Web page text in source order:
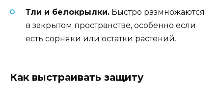
Тли и белокрылки. Быстро размножаются
в закрытом пространстве, особенно если
есть сорняки или остатки растений.
Как выстраивать защиту